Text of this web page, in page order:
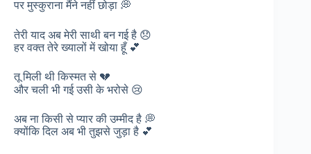
पर मुस्कुराना मैंने नहीं छोड़ा 💭
तेरी याद अब मेरी साथी बन गई है 😞
हर वक्त तेरे ख्यालों में खोया हूँ 💕
तू मिली थी किस्मत से 💔
और चली भी गई उसी के भरोसे 😢
अब ना किसी से प्यार की उम्मीद है 💭
क्योंकि दिल अब भी तुझसे जुड़ा है 💕